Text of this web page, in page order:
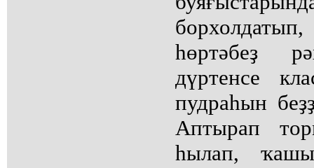
һөртәбеҙ
дүртенсе
пудраһын
Аптырап
һылап,